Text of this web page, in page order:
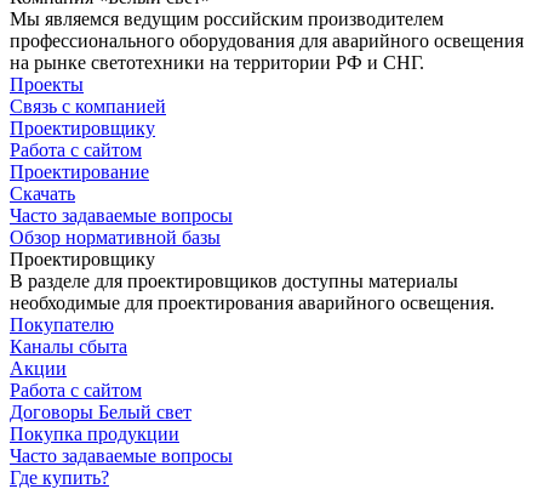
Мы являемся ведущим российским производителем
профессионального оборудования для аварийного освещения
на рынке светотехники на территории РФ и СНГ.
Проекты
Связь с компанией
Проектировщику
Работа с сайтом
Проектирование
Скачать
Часто задаваемые вопросы
Обзор нормативной базы
Проектировщику
В разделе для проектировщиков доступны материалы
необходимые для проектирования аварийного освещения.
Покупателю
Каналы сбыта
Акции
Работа с сайтом
Договоры Белый свет
Покупка продукции
Часто задаваемые вопросы
Где купить?